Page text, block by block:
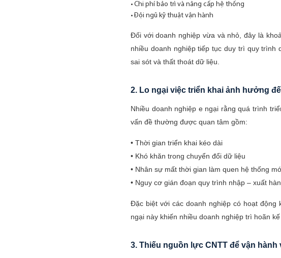
• Chi phí bảo trì và nâng cấp hệ thống
• Đội ngũ kỹ thuật vận hành
Đối với doanh nghiệp vừa và nhỏ, đây là
nhiều doanh nghiệp tiếp tục duy trì quy
sai sót và thất thoát dữ liệu.
2. Lo ngại việc triển khai ảnh hưởng
Nhiều doanh nghiệp e ngại rằng quá trình
vấn đề thường được quan tâm gồm:
• Thời gian triển khai kéo dài
• Khó khăn trong chuyển đổi dữ liệu
• Nhân sự mất thời gian làm quen hệ thống
• Nguy cơ gián đoạn quy trình nhập – xuất
Đặc biệt với các doanh nghiệp có hoạt động
ngại này khiến nhiều doanh nghiệp trì hoãn
3. Thiếu nguồn lực CNTT để vận hành